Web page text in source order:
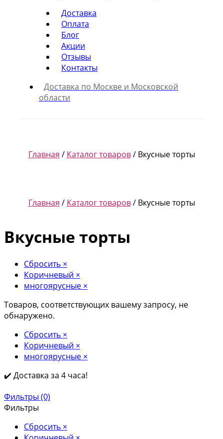
Доставка
Оплата
Блог
Акции
Отзывы
Контакты
Доставка по Москве и Московской
области
Главная / Каталог товаров/ Вкусные торты
Главная / Каталог товаров/ Вкусные торты
Вкусные торты
Сбросить ×
Коричневый ×
многоярусные ×
Товаров, соответствующих вашему запросу, не
обнаружено.
Сбросить ×
Коричневый ×
многоярусные ×
✔️ Доставка за 4 часа!
Фильтры (0)
Фильтры
Сбросить ×